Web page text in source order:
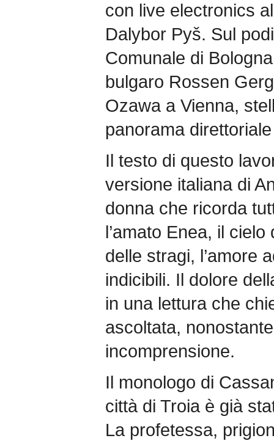
con live electronics
Dalybor Pyš. Sul
Comunale di
bulgaro Rossen
Ozawa a Vienna,
panorama
Il testo di questo
versione italiana di
donna che ricorda
l’amato Enea, il
delle stragi, l’amore
indicibili. Il dolore
in una lettura che
ascoltata,
incomprensione.
Il monologo di
città di Troia è già
La profetessa,